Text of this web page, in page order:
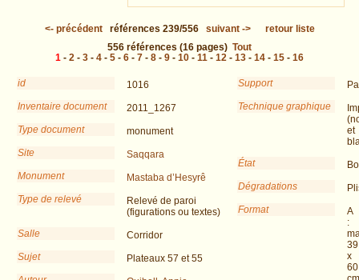
<- précédent références 239/556 suivant->
retour liste
556 références (16 pages) Tout
1 - 2 - 3 - 4 - 5 - 6 - 7 - 8 - 9 - 10 - 11 - 12 - 13 - 14 - 15 - 16
id
1016
Inventaire document
2011_1267
Type document
monument
Site
Saqqara
Monument
Mastaba d’Hesyrê
Type de relevé
Relevé de paroi
(figurations ou textes)
Salle
Corridor
Sujet
Plateaux 57 et 55
Support
Technique graphique
et
État
Dégradations
Format
A
:
39
x
60